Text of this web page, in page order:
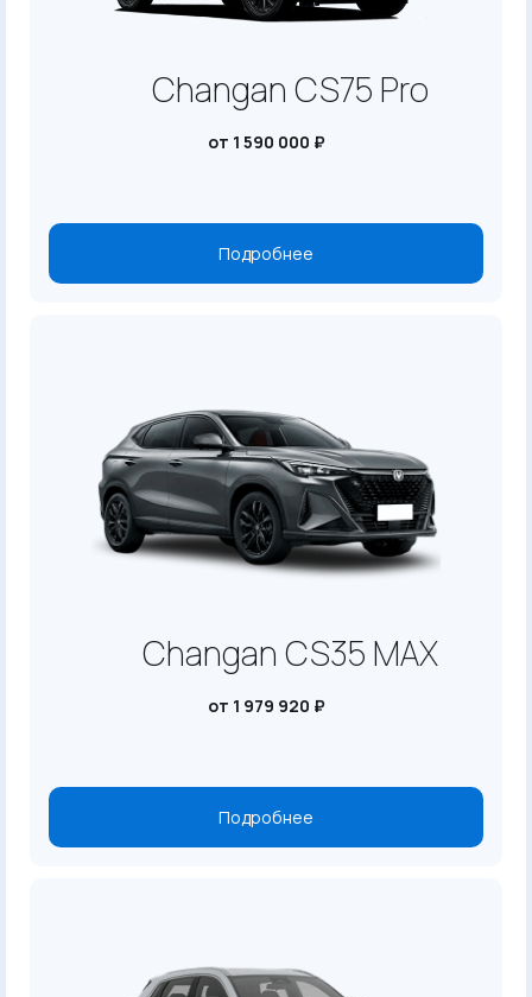
Changan CS75 Pro
от 1 590 000 ₽
Подробнее
Changan CS35 MAX
от 1 979 920 ₽
Подробнее